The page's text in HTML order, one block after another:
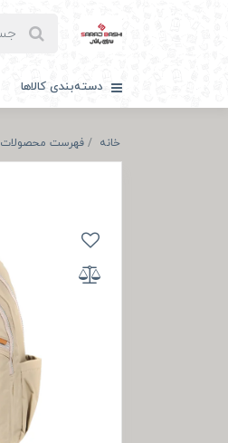
دسته‌بندی کالاها
خانه فهرست محصولات